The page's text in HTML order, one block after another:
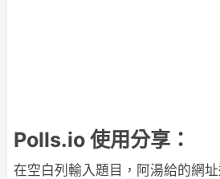
Polls.io 使用分享：
在空白列輸入題目，阿湯給的網